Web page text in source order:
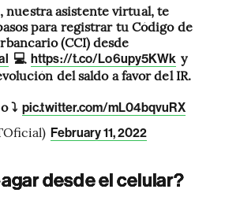
nuestra asistente virtual, te
para registrar tu Código de
(CCI) desde
💻 https://t.co/Lo6upy5KWk y
del saldo a favor del IR.
⤵️ pic.twitter.com/mL04bqvuRX
February 11, 2022
desde el celular?